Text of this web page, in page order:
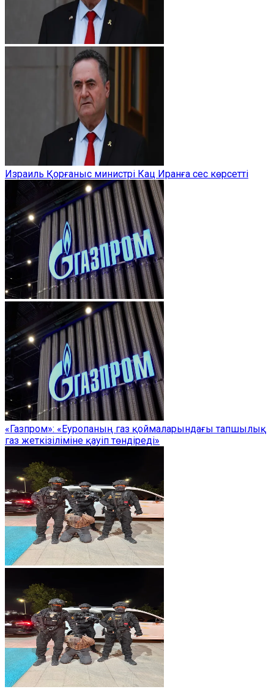
Израиль Қорғаныс министрі Кац Иранға сес көрсетті
«Газпром»: «Еуропаның газ қоймаларындағы тапшылық
газ жеткізіліміне қауіп төндіреді»